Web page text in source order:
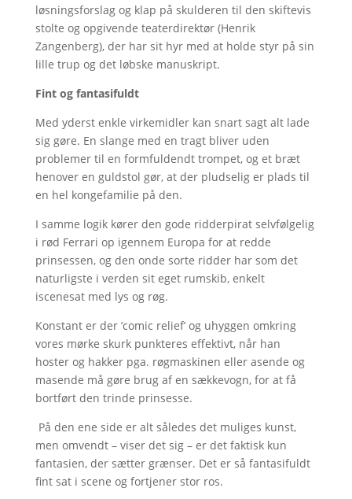
løsningsforslag og klap på skulderen til den skiftevis
stolte og opgivende teaterdirektør (Henrik
Zangenberg), der har sit hyr med at holde styr på sin
lille trup og det løbske manuskript.
Fint og fantasifuldt
Med yderst enkle virkemidler kan snart sagt alt lade
sig gøre. En slange med en tragt bliver uden
problemer til en formfuldendt trompet, og et bræt
henover en guldstol gør, at der pludselig er plads til
en hel kongefamilie på den.
I samme logik kører den gode ridderpirat selvfølgelig
i rød Ferrari op igennem Europa for at redde
prinsessen, og den onde sorte ridder har som det
naturligste i verden sit eget rumskib, enkelt
iscenesat med lys og røg.
Konstant er der ’comic relief’ og uhyggen omkring
vores mørke skurk punkteres effektivt, når han
hoster og hakker pga. røgmaskinen eller asende og
masende må gøre brug af en sækkevogn, for at få
bortført den trinde prinsesse.
På den ene side er alt således det muliges kunst,
men omvendt – viser det sig – er det faktisk kun
fantasien, der sætter grænser. Det er så fantasifuldt
fint sat i scene og fortjener stor ros.